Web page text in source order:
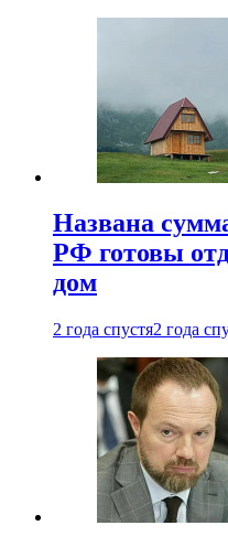
Названа
РФ готовы
дом
2 года спустя2 года